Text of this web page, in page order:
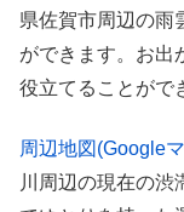
県佐賀市周辺の雨
ができます。お出
役立てることがで
周辺地図(Google
川周辺の現在の渋